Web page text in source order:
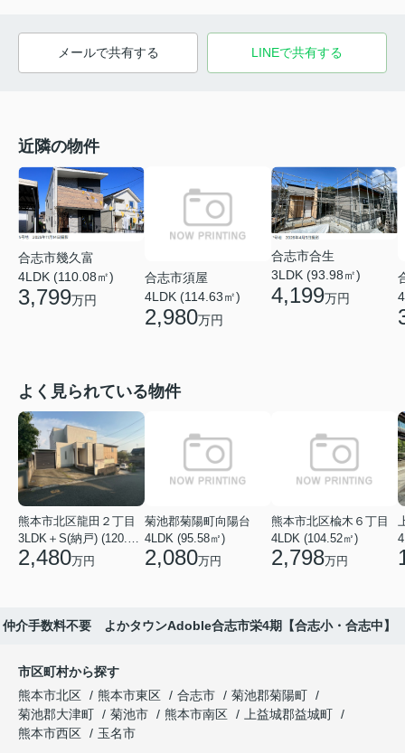
メールで共有する LINEで共有する
近隣の物件
合志市幾久富
4LDK (110.08㎡)
3,799万円
合志市須屋
4LDK (114.63㎡)
2,980万円
合志市合生
3LDK (93.98㎡)
4,199万円
よく見られている物件
熊本市北区龍田２丁目
3LDK＋S(納戸) (120.48㎡)
2,480万円
菊池郡菊陽町向陽台
4LDK (95.58㎡)
2,080万円
熊本市北区楡木６丁目
4LDK (104.52㎡)
2,798万円
仲介手数料不要 よかタウンAdoble合志市栄4期【合志小・合志中】
市区町村から探す
熊本市北区
熊本市東区 合志市
菊池郡菊陽町
菊池郡大津町
菊池市 熊本市南区
上益城郡益城町
熊本市西区
玉名市